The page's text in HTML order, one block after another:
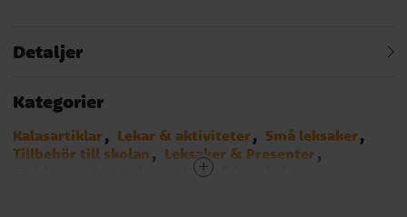
Detaljer
Kategorier
Kalasartiklar Lekar & aktiviteter
Små leksaker
Tillbehör till skolan
Leksaker & Presenter
Kawaii barnkalas